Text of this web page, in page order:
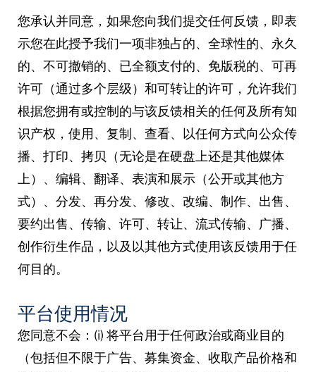
您承认并同意，如果您向我们提交任何反馈，即表
示您在此授予我们一项非独占的、全球性的、永久
的、不可撤销的、已全额支付的、免版税的、可再
许可（通过多个层级）和可转让的许可，允许我们
根据您拥有或控制的与该反馈相关的任何及所有知
识产权，使用、复制、查看、以任何方式向公众传
播、打印、拷贝（无论是在硬盘上还是其他媒体
上）、编辑、翻译、表演和展示（公开或其他方
式）、分发、再分发、修改、改编、制作、出售、
要约出售、传输、许可、转让、流式传输、广播、
创作衍生作品，以及以其他方式使用该反馈用于任
何目的。
平台使用情况
您同意不会：(i) 将平台用于任何政治或商业目的
（包括但不限于广告、募集资金、收取产品价格和